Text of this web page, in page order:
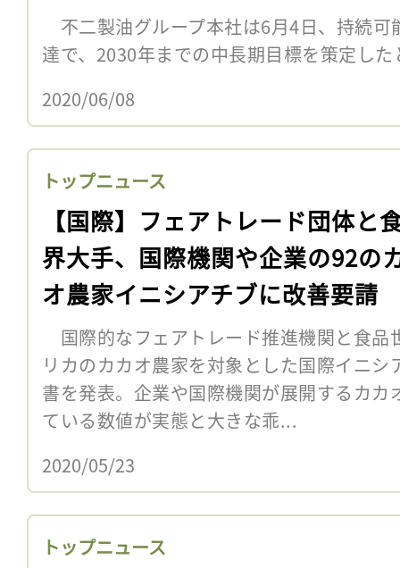
不二製油グループ本社は6月4日、持続可
達で、2030年までの中長期目標を策定し
2020/06/08
トップニュース
【国際】フェアトレード団体と
界大手、国際機関や企業の92の
オ農家イニシアチブに改善要請
国際的なフェアトレード推進機関と食品
リカのカカオ農家を対象とした国際イニ
書を発表。企業や国際機関が展開するカ
ている数値が実態と大きな乖...
2020/05/23
トップニュース